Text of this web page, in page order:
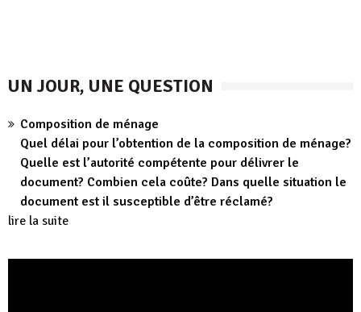
UN JOUR, UNE QUESTION
Composition de ménage
Quel délai pour l’obtention de la composition de ménage?
Quelle est l’autorité compétente pour délivrer le
document? Combien cela coûte? Dans quelle situation le
document est il susceptible d’être réclamé?
lire la suite